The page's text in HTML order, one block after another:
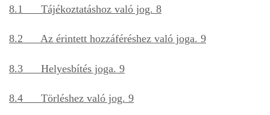
8.1 Tájékoztatáshoz való jog. 8
8.2 Az érintett hozzáféréshez való joga. 9
8.3 Helyesbítés joga. 9
8.4 Törléshez való jog. 9